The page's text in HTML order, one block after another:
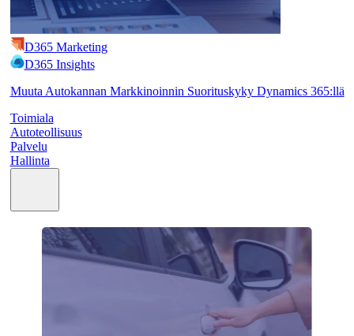
D365 Marketing
D365 Insights
Muuta Autokannan Markkinoinnin Suorituskyky Dynamics 365:llä
Toimiala
Autoteollisuus
Palvelu
Hallinta